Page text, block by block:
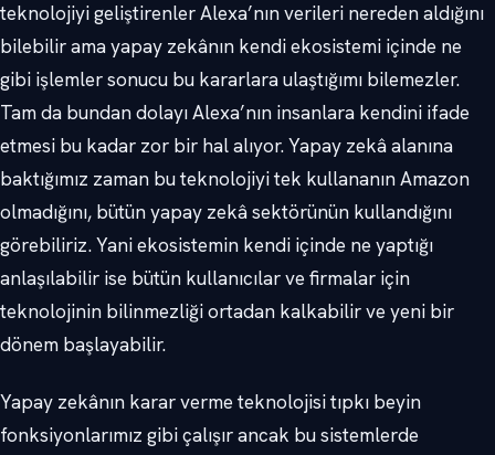
teknolojiyi geliştirenler Alexa’nın verileri nereden aldığını
bilebilir ama yapay zekânın kendi ekosistemi içinde ne
gibi işlemler sonucu bu kararlara ulaştığımı bilemezler.
Tam da bundan dolayı Alexa’nın insanlara kendini ifade
etmesi bu kadar zor bir hal alıyor. Yapay zekâ alanına
baktığımız zaman bu teknolojiyi tek kullananın Amazon
olmadığını, bütün yapay zekâ sektörünün kullandığını
görebiliriz. Yani ekosistemin kendi içinde ne yaptığı
anlaşılabilir ise bütün kullanıcılar ve firmalar için
teknolojinin bilinmezliği ortadan kalkabilir ve yeni bir
dönem başlayabilir.
Yapay zekânın karar verme teknolojisi tıpkı beyin
fonksiyonlarımız gibi çalışır ancak bu sistemlerde